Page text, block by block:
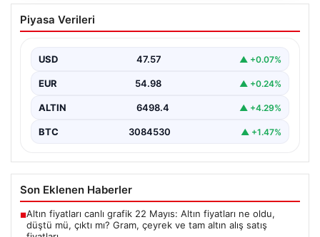
Mohamed Salah’ı karşılamaya gelen
Galatasaraylı taraftarı pişman ettiler!
Piyasa Verileri
USD 47.57 ▲ +0.07%
EUR 54.98 ▲ +0.24%
ALTIN 6498.4 ▲ +4.29%
BTC 3084530 ▲ +1.47%
Son Eklenen Haberler
■Altın fiyatları canlı grafik 22 Mayıs: Altın fiyatları ne oldu,
düştü mü, çıktı mı? Gram, çeyrek ve tam altın alış satış